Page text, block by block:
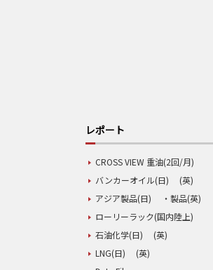
レポート
CROSS VIEW 重油(2回/月)
バンカーオイル(日)
(英)
アジア製品(日)
・製品(英)
ローリーラック(国内陸上)
石油化学(日)
(英)
LNG(日)
(英)